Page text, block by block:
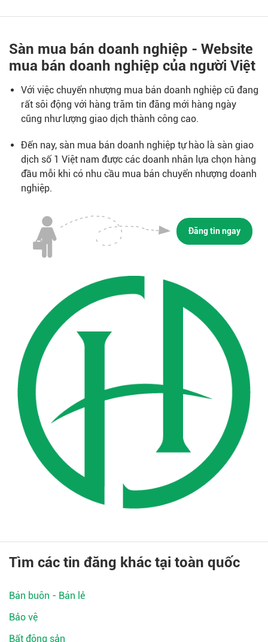
Sàn mua bán doanh nghiệp - Website
mua bán doanh nghiệp của người Việt
Với việc chuyển nhượng mua bán doanh nghiệp cũ đang
rất sôi động với hàng trăm tin đăng mới hàng ngày
cũng như lượng giao dịch thành công cao.
Đến nay, sàn mua bán doanh nghiệp tự hào là sàn giao
dịch số 1 Việt nam được các doanh nhân lựa chọn hàng
đầu mỗi khi có nhu cầu mua bán chuyển nhượng doanh
nghiệp.
Đăng tin ngay
Tìm các tin đăng khác tại toàn quốc
Bán buôn - Bán lẻ
Bảo vệ
Bất động sản